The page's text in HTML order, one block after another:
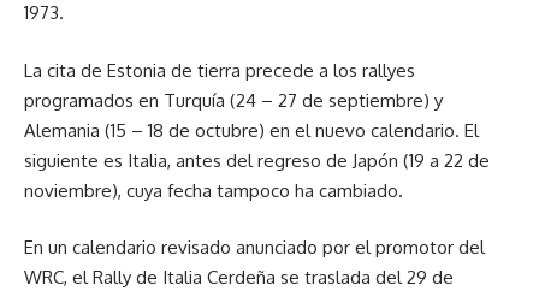
1973.
La cita de Estonia de tierra precede a los rallyes
programados en Turquía (24 – 27 de septiembre) y
Alemania (15 – 18 de octubre) en el nuevo calendario. El
siguiente es Italia, antes del regreso de Japón (19 a 22 de
noviembre), cuya fecha tampoco ha cambiado.
En un calendario revisado anunciado por el promotor del
WRC, el Rally de Italia Cerdeña se traslada del 29 de